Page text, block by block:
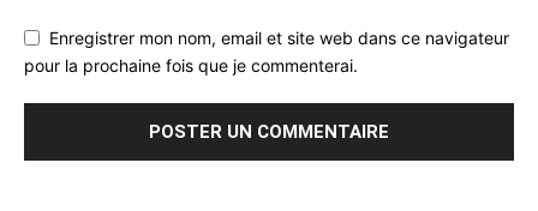
Enregistrer mon nom, email et site web dans ce navigateur
pour la prochaine fois que je commenterai.